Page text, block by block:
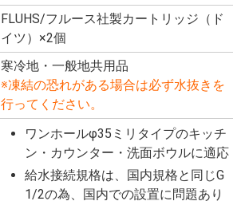
FLUHS/フルース社製カートリッジ（ド
イツ）×2個
寒冷地・一般地共用品
※凍結の恐れがある場合は必ず水抜きを
行ってください。
ワンホールφ35ミリタイプのキッチ
ン・カウンター・洗面ボウルに適応
給水接続規格は、国内規格と同じG
1/2の為、国内での設置に問題あり